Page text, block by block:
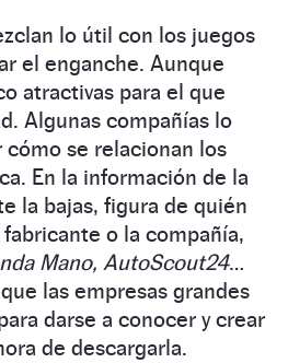
lo útil con los juegos
el enganche. Aunque
atractivas para el que
Algunas compañías lo
se relacionan los
En la información de la
la bajas, figura de quién
o la compañía,
Mano, AutoScout24…
las empresas grandes
darse a conocer y crear
de descargarla.